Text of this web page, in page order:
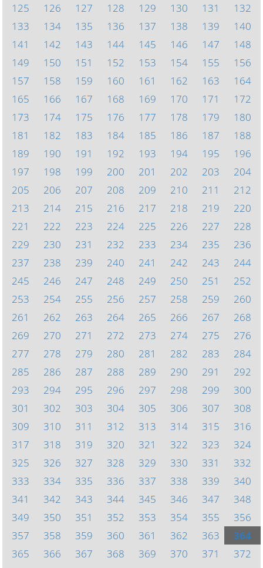
125
126 127 128 129 130 131
132
133
134 135 136 137 138 139
140
141
142 143 144 145 146 147
148
149
150 151 152 153 154 155
156
157
158 159 160 161 162 163
164
165
166 167 168 169 170 171
172
173
174 175 176 177 178 179
180
181
182 183 184 185 186 187
188
189
190 191 192 193 194 195
196
197
198 199 200 201 202 203
204
205
206 207 208 209 210 211
212
213
214 215 216 217 218 219
220
221
222 223 224 225 226 227
228
229
230 231 232 233 234 235
236
237
238 239 240 241 242 243
244
245
246 247 248 249 250 251
252
253
254 255 256 257 258 259
260
261
262 263 264 265 266 267
268
269
270 271 272 273 274 275
276
277
278 279 280 281 282 283
284
285
286 287 288 289 290 291
292
293
294 295 296 297 298 299
300
301
302 303 304 305 306 307
308
309
310 311 312 313 314 315
316
317
318 319 320 321 322 323
324
325
326 327 328 329 330 331
332
333
334 335 336 337 338 339
340
341
342 343 344 345 346 347
348
349
350 351 352 353 354 355
356
357
358 359 360 361 362 363
364
365
366 367 368 369 370 371
372